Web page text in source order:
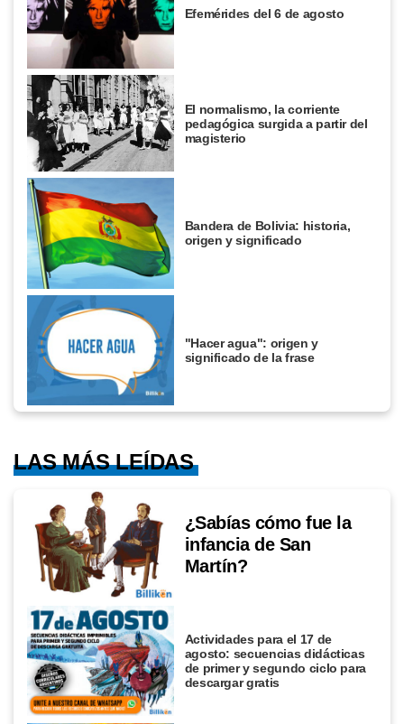
Efemérides del 6 de agosto
El normalismo, la corriente
pedagógica surgida a partir del
magisterio
Bandera de Bolivia: historia,
origen y significado
"Hacer agua": origen y
significado de la frase
LAS MÁS LEÍDAS
¿Sabías cómo fue la
infancia de San
Martín?
Actividades para el 17 de
agosto: secuencias didácticas
de primer y segundo ciclo para
descargar gratis